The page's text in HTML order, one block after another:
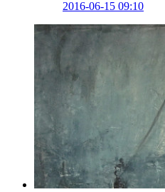
2016-06-15 09:10